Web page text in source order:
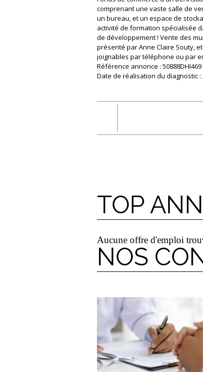
comprenant une vaste salle de
un bureau, et un espace de
activité de formation spécialisée
de développement ! Vente des
présenté par Anne Claire Souty,
joignables par téléphone ou par
Référence annonce : 50888DHI469
Date de réalisation du diagnostic :
TOP
Aucune offre d'emploi
NOS